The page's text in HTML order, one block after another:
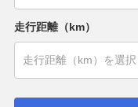
走行距離（km）